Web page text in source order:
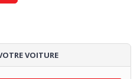
VOITURE